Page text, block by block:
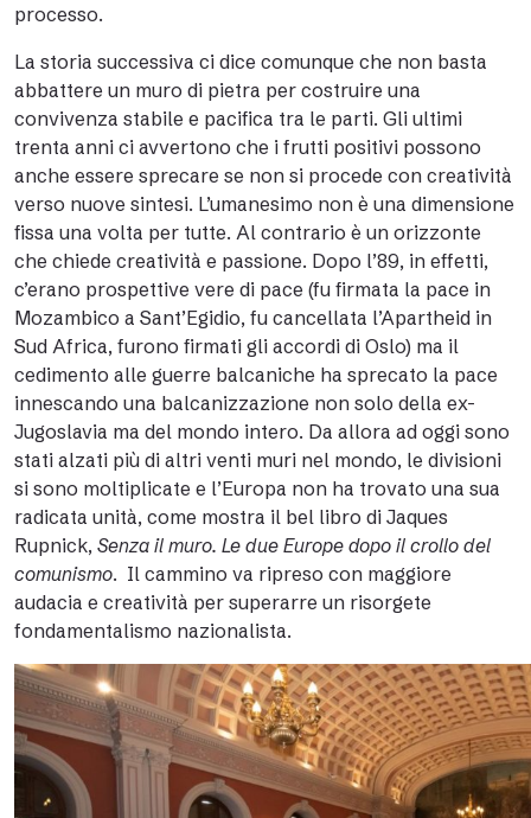
processo.
La storia successiva ci dice comunque che non basta
abbattere un muro di pietra per costruire una
convivenza stabile e pacifica tra le parti. Gli ultimi
trenta anni ci avvertono che i frutti positivi possono
anche essere sprecare se non si procede con creatività
verso nuove sintesi. L’umanesimo non è una dimensione
fissa una volta per tutte. Al contrario è un orizzonte
che chiede creatività e passione. Dopo l’89, in effetti,
c’erano prospettive vere di pace (fu firmata la pace in
Mozambico a Sant’Egidio, fu cancellata l’Apartheid in
Sud Africa, furono firmati gli accordi di Oslo) ma il
cedimento alle guerre balcaniche ha sprecato la pace
innescando una balcanizzazione non solo della ex-
Jugoslavia ma del mondo intero. Da allora ad oggi sono
stati alzati più di altri venti muri nel mondo, le divisioni
si sono moltiplicate e l’Europa non ha trovato una sua
radicata unità, come mostra il bel libro di Jaques
Rupnick, Senza il muro. Le due Europe dopo il crollo del
comunismo. Il cammino va ripreso con maggiore
audacia e creatività per superarre un risorgete
fondamentalismo nazionalista.